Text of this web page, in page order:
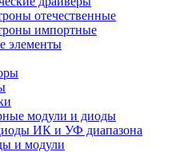
отечественные
импортные
элементы
модули и диоды
ИК и УФ диапазона
и модули